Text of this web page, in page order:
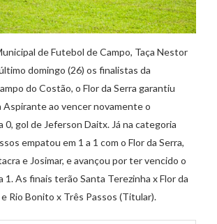
de Futebol de Campo, Taça Nestor
domingo (26) os finalistas da
do Costão, o Flor da Serra garantiu
Aspirante ao vencer novamente o
0, gol de Jeferson Daitx. Já na categoria
empatou em 1 a 1 com o Flor da Serra,
e Josimar, e avançou por ter vencido o
1. As finais terão Santa Terezinha x Flor da
Rio Bonito x Três Passos (Titular).